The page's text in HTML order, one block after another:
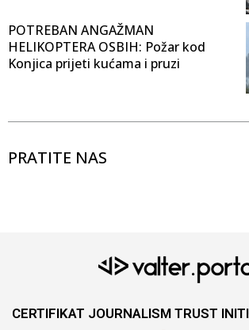
POTREBAN ANGAŽMAN
HELIKOPTERA OSBIH: Požar kod
Konjica prijeti kućama i pruzi
PRATITE NAS
CERTIFIKAT JOURNALISM TRUST